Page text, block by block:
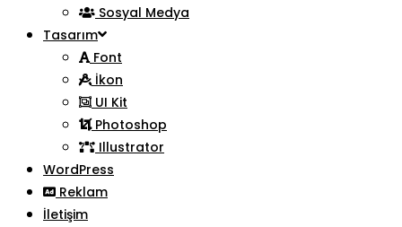
Sosyal Medya
Tasarım
Font
İkon
UI Kit
Photoshop
Illustrator
WordPress
Reklam
İletişim